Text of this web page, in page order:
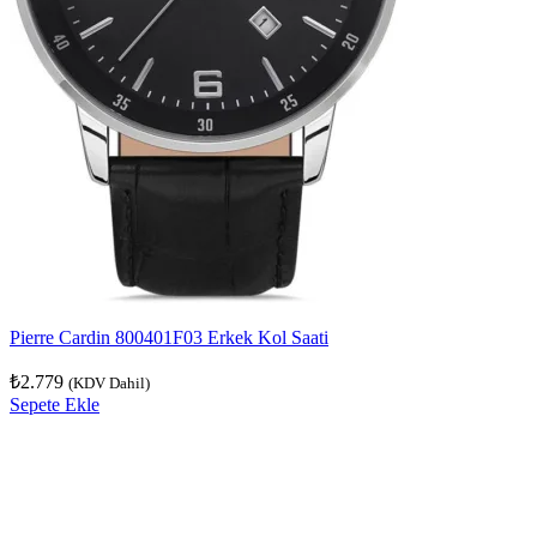
Pierre Cardin 800401F03 Erkek Kol Saati
₺2.779 (KDV Dahil)
Sepete Ekle